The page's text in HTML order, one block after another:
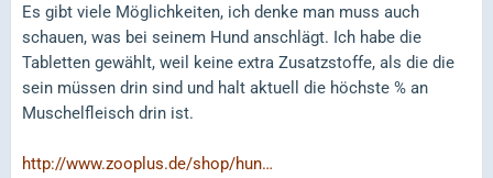
Es gibt viele Möglichkeiten, ich denke man muss auch
schauen, was bei seinem Hund anschlägt. Ich habe die
Tabletten gewählt, weil keine extra Zusatzstoffe, als die die
sein müssen drin sind und halt aktuell die höchste % an
Muschelfleisch drin ist.
http://www.zooplus.de/shop/hun…